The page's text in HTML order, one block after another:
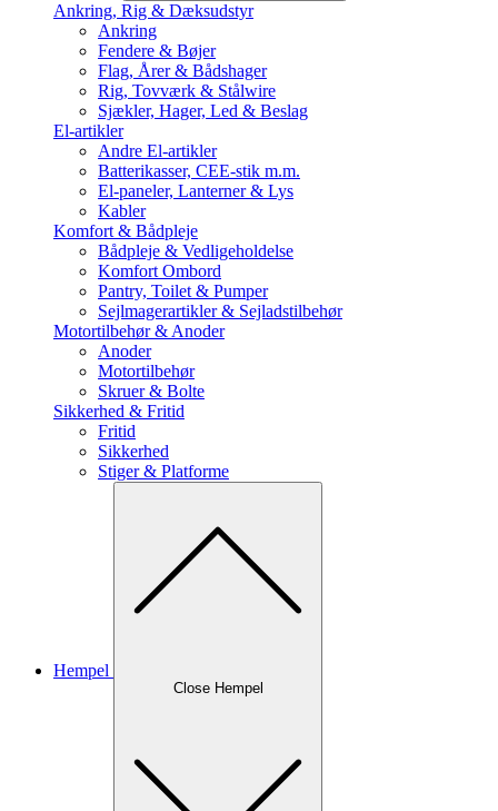
Ankring, Rig & Dæksudstyr
Ankring
Fendere & Bøjer
Flag, Årer & Bådshager
Rig, Tovværk & Stålwire
Sjækler, Hager, Led & Beslag
El-artikler
Andre El-artikler
Batterikasser, CEE-stik m.m.
El-paneler, Lanterner & Lys
Kabler
Komfort & Bådpleje
Bådpleje & Vedligeholdelse
Komfort Ombord
Pantry, Toilet & Pumper
Sejlmagerartikler & Sejladstilbehør
Motortilbehør & Anoder
Anoder
Motortilbehør
Skruer & Bolte
Sikkerhed & Fritid
Fritid
Sikkerhed
Stiger & Platforme
Hempel
Close Hempel